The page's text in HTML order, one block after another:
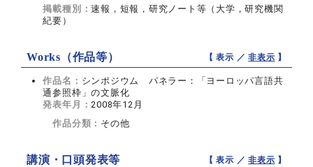
掲載種別：速報，短報，研究ノート等（大学，研究機関
紀要）
Works（作品等） 【 表示 ／非表示 】
作品名： シンポジウム パネラー：「ヨーロッパ言語共
通参照枠」の文脈化
発表年月：2008年12月
作品分類： その他
講演・口頭発表等 【 表示 ／非表示 】